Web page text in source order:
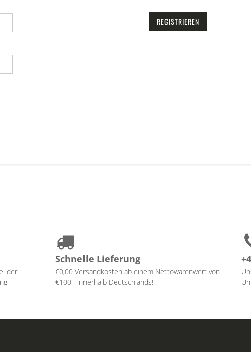
REGISTRIEREN
der
Schnelle Lieferung
€0,00 Versandkosten ab einem Nettowarenwert von
€100,- innerhalb Deutschlands!